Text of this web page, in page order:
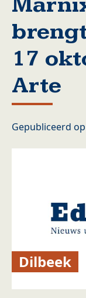
17
Arte
Gepubliceerd op
Dilbeek